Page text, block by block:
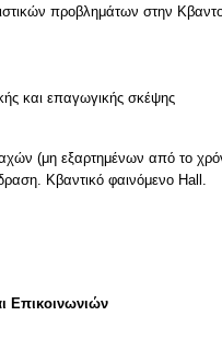
προβλημάτων στην
και επαγωγικής σκέψης
(μη εξαρτημένων από το
Κβαντικό φαινόμενο Hall.
Επικοινωνιών